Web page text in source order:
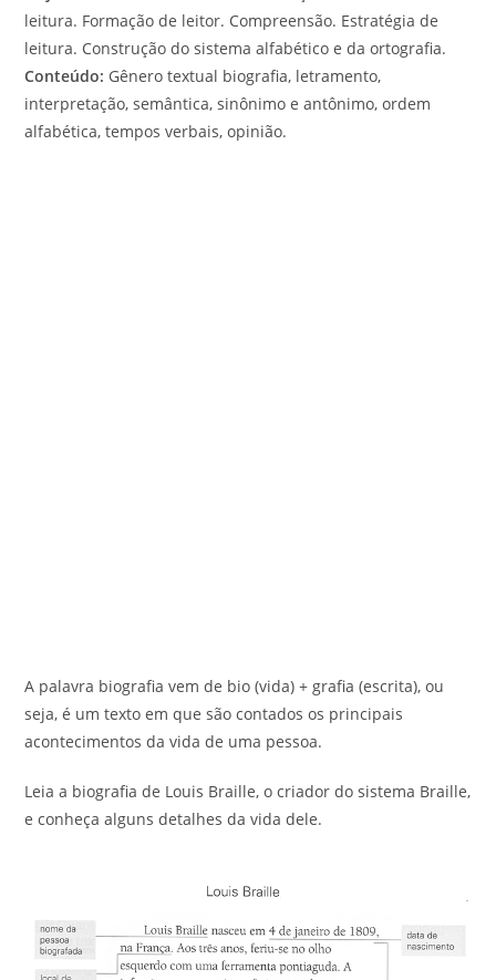
leitura. Formação de leitor. Compreensão. Estratégia de
leitura. Construção do sistema alfabético e da ortografia.
Conteúdo: Gênero textual biografia, letramento,
interpretação, semântica, sinônimo e antônimo, ordem
alfabética, tempos verbais, opinião.
A palavra biografia vem de bio (vida) + grafia (escrita), ou
seja, é um texto em que são contados os principais
acontecimentos da vida de uma pessoa.
Leia a biografia de Louis Braille, o criador do sistema Braille,
e conheça alguns detalhes da vida dele.